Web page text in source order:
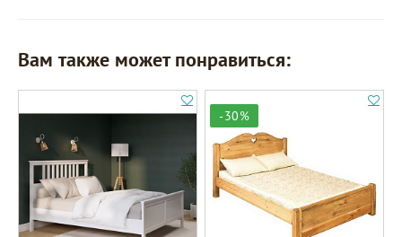
Вам также может понравиться:
-30%